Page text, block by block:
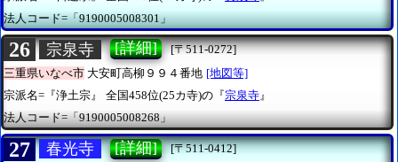
法人コード=「9190005008301」
26 宗泉寺 [詳細]
[〒511-0272]
三重県いなべ市 大安町高柳９９４番地 [地図等]
宗派名=『浄土宗』
全国458位(25カ寺)の『宗泉寺』
法人コード=「9190005008268」
27 春光寺 [詳細]
[〒511-0412]